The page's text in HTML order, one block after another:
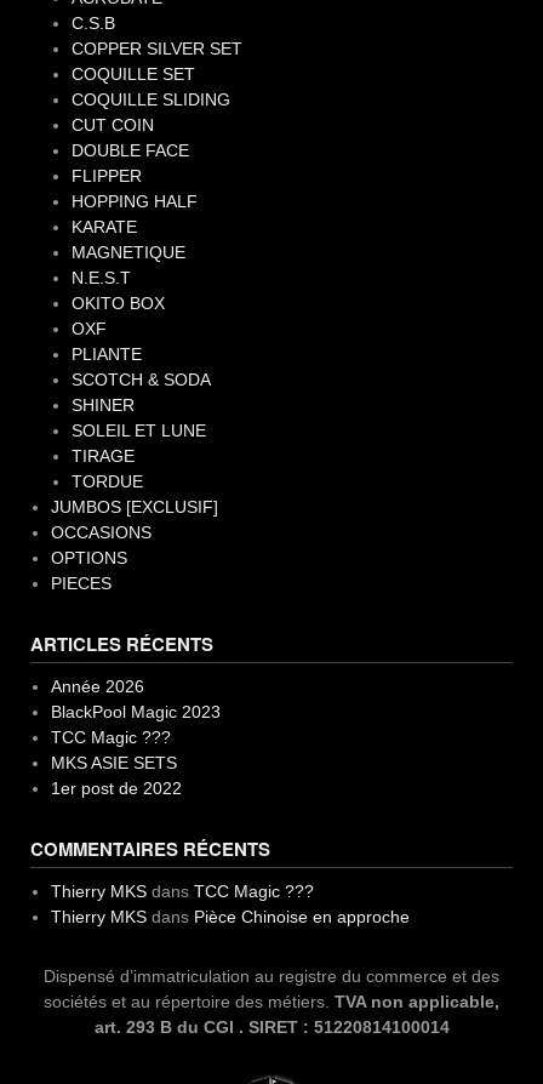
C.S.B
COPPER SILVER SET
COQUILLE SET
COQUILLE SLIDING
CUT COIN
DOUBLE FACE
FLIPPER
HOPPING HALF
KARATE
MAGNETIQUE
N.E.S.T
OKITO BOX
OXF
PLIANTE
SCOTCH & SODA
SHINER
SOLEIL ET LUNE
TIRAGE
TORDUE
JUMBOS [EXCLUSIF]
OCCASIONS
OPTIONS
PIECES
ARTICLES RÉCENTS
Année 2026
BlackPool Magic 2023
TCC Magic ???
MKS ASIE SETS
1er post de 2022
COMMENTAIRES RÉCENTS
Thierry MKSdans TCC Magic ???
Thierry MKSdans Pièce Chinoise en approche
Dispensé d’immatriculation au registre du commerce et des
sociétés et au répertoire des métiers. TVA non applicable,
art. 293 B du CGI . SIRET : 51220814100014